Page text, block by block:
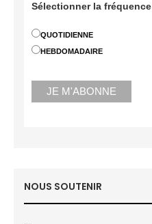
Sélectionner la fréquence
QUOTIDIENNE
HEBDOMADAIRE
NOUS SOUTENIR